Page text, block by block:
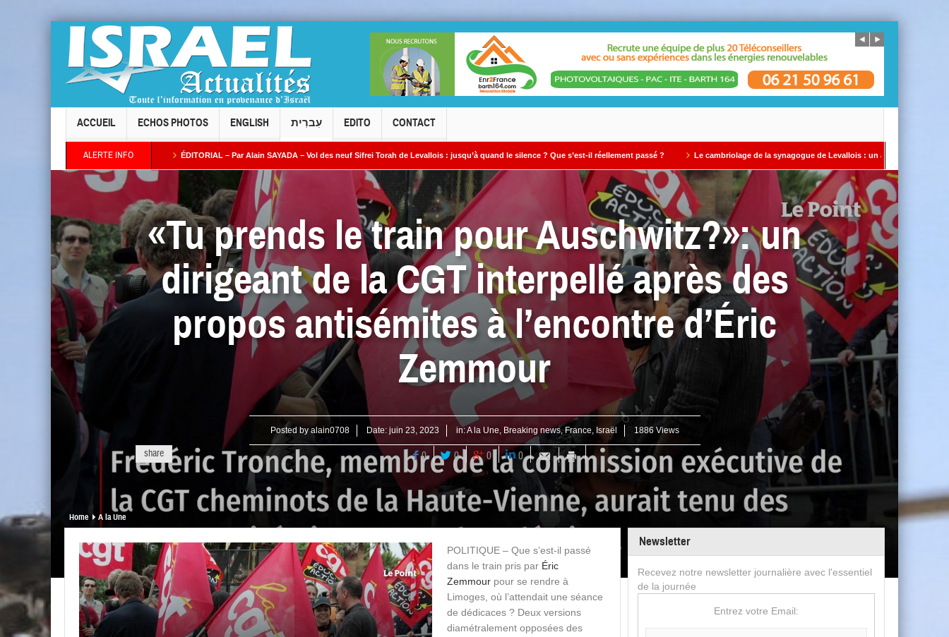
ACCUEIL ECHOS PHOTOS ENGLISH עִברִית EDITO CONTACT
ALERTE INFOÉDITORIAL – Par Alain SAYADA – Vol des neuf Sifrei Torah de Levallois : jusqu’à quand le silence ? Que s’est-il réellement passé ? Le cambriolage de la synagogue de Levallois : un avertissement qui ne doit pas être
plus ses intentions : combien de temps l’Occident continuera-t-il à fermer les yeux ? »
«Tu prends le train pour Auschwitz?»: un
dirigeant de la CGT interpellé après des
propos antisémites à l’encontre d’Éric
Zemmour
Posted by alain0708 Date: juin 23, 2023 in:A la Une, Breaking news,France, Israël 1886 Views
share 0 0 0 0
Home A la Une
POLITIQUE – Que s’est-il passé
dans le train pris par Éric
Zemmour pour se rendre à
Limoges, où l’attendait une séance
de dédicaces ? Deux versions
diamétralement opposées des
Newsletter
Recevez notre newsletter journalière avec l'essentiel
de la journée
Entrez votre Email: